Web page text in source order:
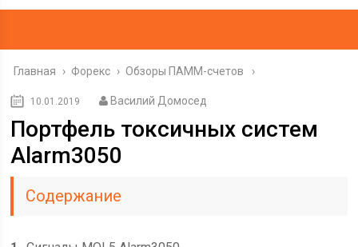
Главная › Форекс › Обзоры ПАММ-счетов
10.01.2019 Василий Домосед
Портфель токсичных систем
Alarm3050
Содержание